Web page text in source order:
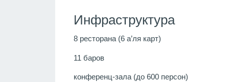
Инфраструктура
8 ресторана (6 а’ля карт)
11 баров
конференц-зала (до 600 персон)